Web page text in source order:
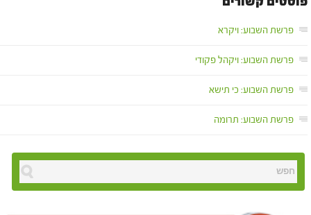
פרשת השבוע: ויקרא
פרשת השבוע: ויקהל פקודי
פרשת השבוע: כי תישא
פרשת השבוע: תרומה